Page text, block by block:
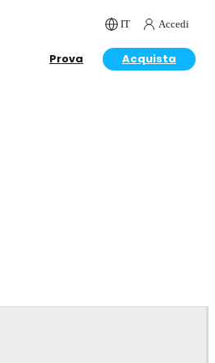
IT Accedi
Prova Acquista